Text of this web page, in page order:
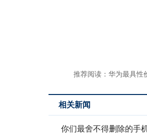
推荐阅读： 华为最具性
相关新闻
你们最舍不得删除的手